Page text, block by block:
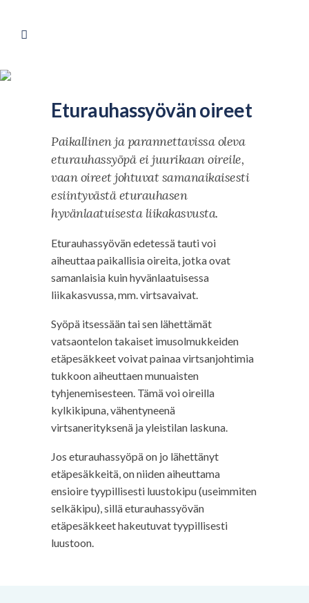
Eturauhassyövän oireet
Paikallinen ja parannettavissa oleva
eturauhassyöpä ei juurikaan oireile,
vaan oireet johtuvat samanaikaisesti
esiintyvästä eturauhasen
hyvänlaatuisesta liikakasvusta.
Eturauhassyövän edetessä tauti voi
aiheuttaa paikallisia oireita, jotka ovat
samanlaisia kuin hyvänlaatuisessa
liikakasvussa, mm. virtsavaivat.
Syöpä itsessään tai sen lähettämät
vatsaontelon takaiset imusolmukkeiden
etäpesäkkeet voivat painaa virtsanjohtimia
tukkoon aiheuttaen munuaisten
tyhjenemisesteen. Tämä voi oireilla
kylkikipuna, vähentyneenä
virtsanerityksenä ja yleistilan laskuna.
Jos eturauhassyöpä on jo lähettänyt
etäpesäkkeitä, on niiden aiheuttama
ensioire tyypillisesti luustokipu (useimmiten
selkäkipu), sillä eturauhassyövän
etäpesäkkeet hakeutuvat tyypillisesti
luustoon.